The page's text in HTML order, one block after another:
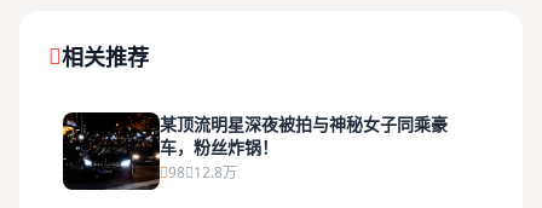
相关推荐
某顶流明星深夜被拍与神秘女子同乘豪
车，粉丝炸锅！
98 12.8万